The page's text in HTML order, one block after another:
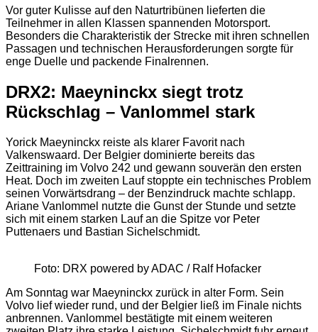
Vor guter Kulisse auf den Naturtribünen lieferten die
Teilnehmer in allen Klassen spannenden Motorsport.
Besonders die Charakteristik der Strecke mit ihren schnellen
Passagen und technischen Herausforderungen sorgte für
enge Duelle und packende Finalrennen.
DRX2: Maeyninckx siegt trotz
Rückschlag – Vanlommel stark
Yorick Maeyninckx reiste als klarer Favorit nach
Valkenswaard. Der Belgier dominierte bereits das
Zeittraining im Volvo 242 und gewann souverän den ersten
Heat. Doch im zweiten Lauf stoppte ein technisches Problem
seinen Vorwärtsdrang – der Benzindruck machte schlapp.
Ariane Vanlommel nutzte die Gunst der Stunde und setzte
sich mit einem starken Lauf an die Spitze vor Peter
Puttenaers und Bastian Sichelschmidt.
Foto: DRX powered by ADAC / Ralf Hofacker
Am Sonntag war Maeyninckx zurück in alter Form. Sein
Volvo lief wieder rund, und der Belgier ließ im Finale nichts
anbrennen. Vanlommel bestätigte mit einem weiteren